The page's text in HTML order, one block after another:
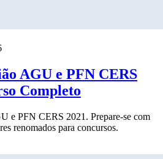
AGU e PFN CERS
Completo
e PFN CERS 2021. Prepare-se com
renomados para concursos.